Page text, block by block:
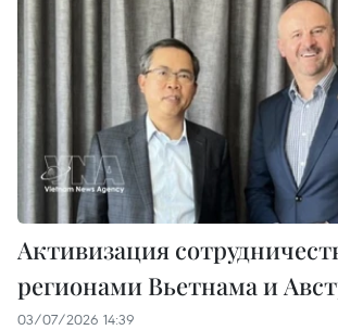
Активизация
регионами Вьетнама и
03/07/2026 14:39